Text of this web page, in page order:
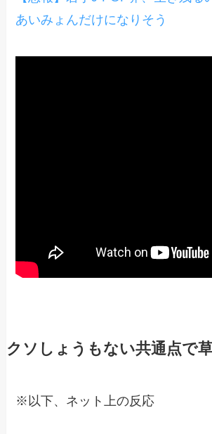
あいみょんだけになりそう
クソしょうもない共通点で
※以下、ネット上の反応